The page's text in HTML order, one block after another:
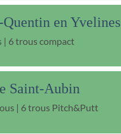
en Yvelines
| 6 trous compact
Saint-Aubin
| 6 trous Pitch&Putt